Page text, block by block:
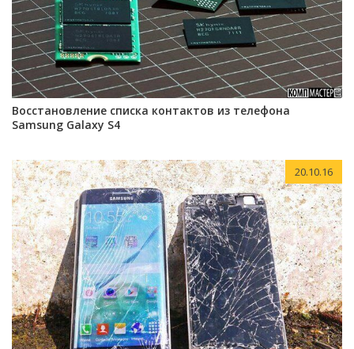
Восстановление списка контактов из телефона
Samsung Galaxy S4
20.10.16